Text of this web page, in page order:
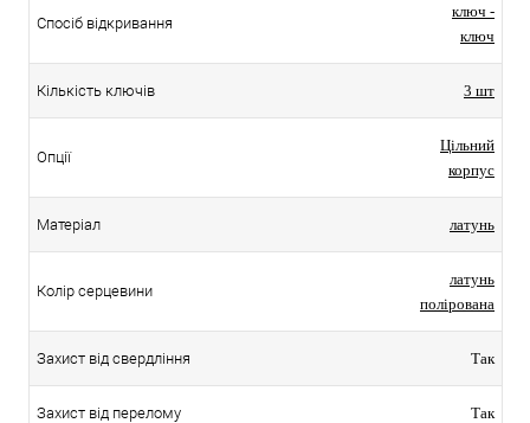
Спосіб відкривання
ключ -
ключ
Кількість ключів 3 шт
Опції
Цільний
корпус
Матеріал латунь
Колір серцевини
латунь
полірована
Захист від свердління Так
Захист від перелому Так